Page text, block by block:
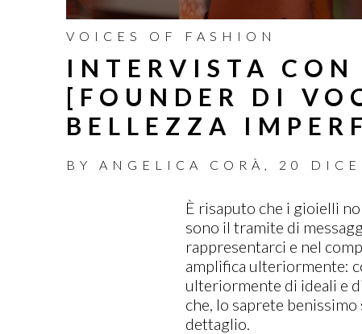
VOICES OF FASHION
INTERVISTA
[FOUNDER DI
BELLEZZA
BY ANGELICA CORÀ , 20
È risaputo che i gioielli
sono il tramite di
rappresentarci e nel
amplifica ulteriormente:
ulteriormente di ideali e
che, lo saprete
dettaglio.